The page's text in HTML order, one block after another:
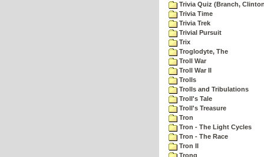
Trivia Quiz (Branch,
Trivia Time
Trivia Trek
Trivial Pursuit
Trix
Troglodyte, The
Troll War
Troll War II
Trolls
Trolls and Tribulations
Troll's Tale
Troll's Treasure
Tron
Tron - The Light Cycles
Tron - The Race
Tron II
Trong